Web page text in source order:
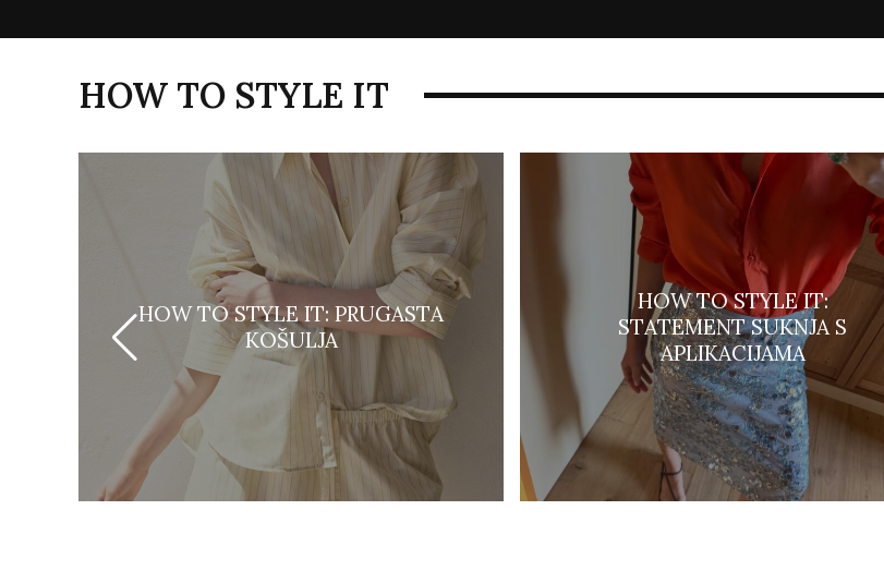
HOW TO STYLE IT
HOW TO STYLE IT: PRUGASTA
KOŠULJA
HOW TO STYLE IT:
STATEMENT SUKNJA S
APLIKACIJAMA